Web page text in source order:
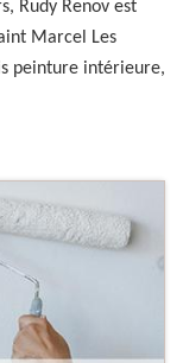
Rudy Renov est
Marcel Les
peinture intérieure,